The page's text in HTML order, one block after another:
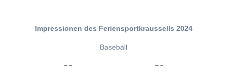
Impressionen des Feriensportkraussells 2024
Baseball